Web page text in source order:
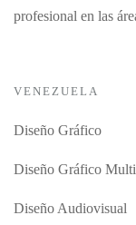
profesional en las
VENEZUELA
Diseño Gráfico
Diseño Gráfico
Diseño Audiovisual